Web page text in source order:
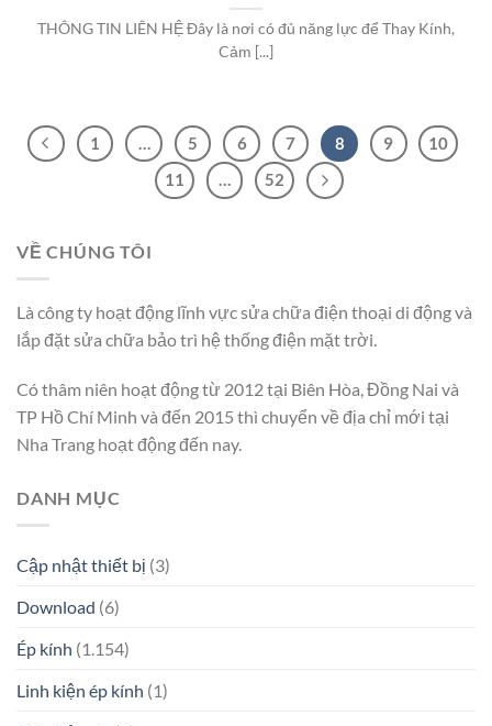
THÔNG TIN LIÊN HỆ Đây là nơi có đủ năng lực để Thay Kính,
Cảm [...]
1 … 5 6 7 8 9
10
11
… 52
VỀ CHÚNG TÔI
Là công ty hoạt động lĩnh vực sửa chữa điện thoại di động và
lắp đặt sửa chữa bảo trì hệ thống điện mặt trời.
Có thâm niên hoạt động từ 2012 tại Biên Hòa, Đồng Nai và
TP Hồ Chí Minh và đến 2015 thì chuyển về địa chỉ mới tại
Nha Trang hoạt động đến nay.
DANH MỤC
Cập nhật thiết bị (3)
Download (6)
Ép kính (1.154)
Linh kiện ép kính (1)